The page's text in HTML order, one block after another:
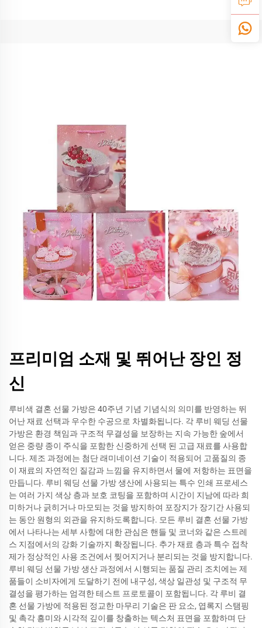
프리미엄 소재 및 뛰어난 장인 정
신
루비색 결혼 선물 가방은 40주년 기념 기념식의 의미를 반영하는 뛰
어난 재료 선택과 우수한 수공으로 차별화됩니다. 각 루비 웨딩 선물
가방은 환경 책임과 구조적 무결성을 보장하는 지속 가능한 숲에서
얻은 중량 종이 주식을 포함한 신중하게 선택 된 고급 재료를 사용합
니다. 제조 과정에는 첨단 래미네이션 기술이 적용되어 고품질의 종
이 재료의 자연적인 질감과 느낌을 유지하면서 물에 저항하는 표면을
만듭니다. 루비 웨딩 선물 가방 생산에 사용되는 특수 인쇄 프로세스
는 여러 가지 색상 층과 보호 코팅을 포함하며 시간이 지남에 따라 희
미하거나 긁히거나 마모되는 것을 방지하여 포장지가 장기간 사용되
는 동안 원형의 외관을 유지하도록합니다. 모든 루비 결혼 선물 가방
에서 나타나는 세부 사항에 대한 관심은 핸들 및 코너와 같은 스트레
스 지점에서의 강화 기술까지 확장됩니다. 추가 재료 층과 특수 접착
제가 정상적인 사용 조건에서 찢어지거나 분리되는 것을 방지합니다.
루비 웨딩 선물 가방 생산 과정에서 시행되는 품질 관리 조치에는 제
품들이 소비자에게 도달하기 전에 내구성, 색상 일관성 및 구조적 무
결성을 평가하는 엄격한 테스트 프로토콜이 포함됩니다. 각 루비 결
혼 선물 가방에 적용된 정교한 마무리 기술은 판 요소, 엽록지 스탬핑
및 촉각 흥미와 시각적 깊이를 창출하는 텍스처 표면을 포함하며 단